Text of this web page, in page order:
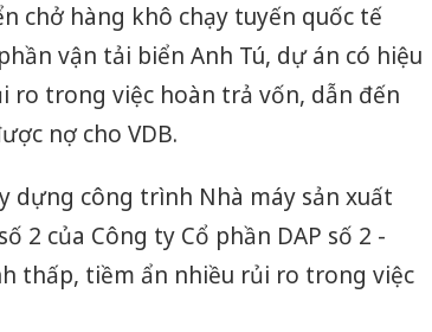
chở hàng khô chạy tuyến quốc tế
vận tải biển Anh Tú, dự án có hiệu
ro trong việc hoàn trả vốn, dẫn đến
nợ cho VDB.
dựng công trình Nhà máy sản xuất
2 của Công ty Cổ phần DAP số 2 -
thấp, tiềm ẩn nhiều rủi ro trong việc